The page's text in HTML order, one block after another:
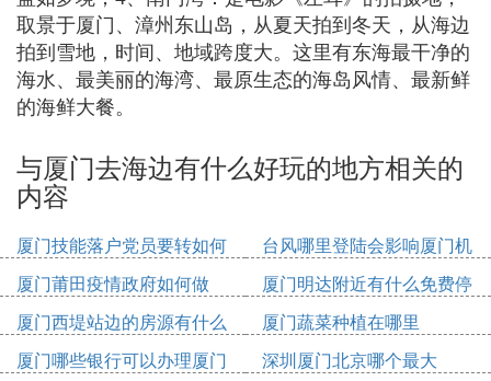
取景于厦门、漳州东山岛，从夏天拍到冬天，从海边
拍到雪地，时间、地域跨度大。这里有东海最干净的
海水、最美丽的海湾、最原生态的海岛风情、最新鲜
的海鲜大餐。
与厦门去海边有什么好玩的地方相关的
内容
厦门技能落户党员要转如何
办理
台风哪里登陆会影响厦门机
场
厦门莆田疫情政府如何做
厦门明达附近有什么免费停
车位
厦门西堤站边的房源有什么
厦门蔬菜种植在哪里
厦门哪些银行可以办理厦门
深圳厦门北京哪个最大